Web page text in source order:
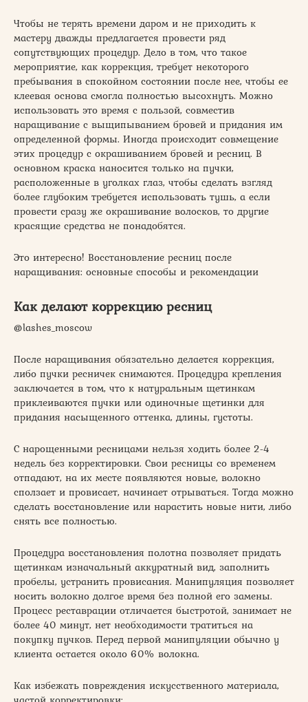
Чтобы не терять времени даром и не приходить к
мастеру дважды предлагается провести ряд
сопутствующих процедур. Дело в том, что такое
мероприятие, как коррекция, требует некоторого
пребывания в спокойном состоянии после нее, чтобы ее
клеевая основа смогла полностью высохнуть. Можно
использовать это время с пользой, совместив
наращивание с выщипыванием бровей и придания им
определенной формы. Иногда происходит совмещение
этих процедур с окрашиванием бровей и ресниц. В
основном краска наносится только на пучки,
расположенные в уголках глаз, чтобы сделать взгляд
более глубоким требуется использовать тушь, а если
провести сразу же окрашивание волосков, то другие
красящие средства не понадобятся.
Это интересно! Восстановление ресниц после
наращивания: основные способы и рекомендации
Как делают коррекцию ресниц
@lashes_moscow
После наращивания обязательно делается коррекция,
либо пучки ресничек снимаются. Процедура крепления
заключается в том, что к натуральным щетинкам
приклеиваются пучки или одиночные щетинки для
придания насыщенного оттенка, длины, густоты.
С нарощенными ресницами нельзя ходить более 2-4
недель без корректировки. Свои ресницы со временем
отпадают, на их месте появляются новые, волокно
сползает и провисает, начинает отрываться. Тогда можно
сделать восстановление или нарастить новые нити, либо
снять все полностью.
Процедура восстановления полотна позволяет придать
щетинкам изначальный аккуратный вид, заполнить
пробелы, устранить провисания. Манипуляция позволяет
носить волокно долгое время без полной его замены.
Процесс реставрации отличается быстротой, занимает не
более 40 минут, нет необходимости тратиться на
покупку пучков. Перед первой манипуляции обычно у
клиента остается около 60% волокна.
Как избежать повреждения искусственного материала,